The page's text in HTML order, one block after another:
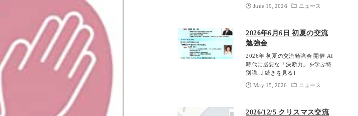
June 19, 2026 ニュース
2026年6月6日 初夏の交流
勉強会
2026年 初夏の交流勉強会 開催 AI
時代に必要な「決断力」を学ぶ特
別講...[続きを見る]
May 15, 2026 ニュース
2026/12/5 クリスマス交流